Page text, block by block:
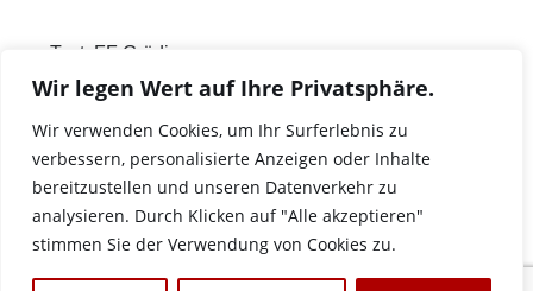
Wir legen Wert auf Ihre Privatsphäre.
Wir verwenden Cookies, um Ihr Surferlebnis zu
verbessern, personalisierte Anzeigen oder Inhalte
bereitzustellen und unseren Datenverkehr zu
analysieren. Durch Klicken auf "Alle akzeptieren"
stimmen Sie der Verwendung von Cookies zu.
Text: FF Grödig
Fotos: FF-Grödig